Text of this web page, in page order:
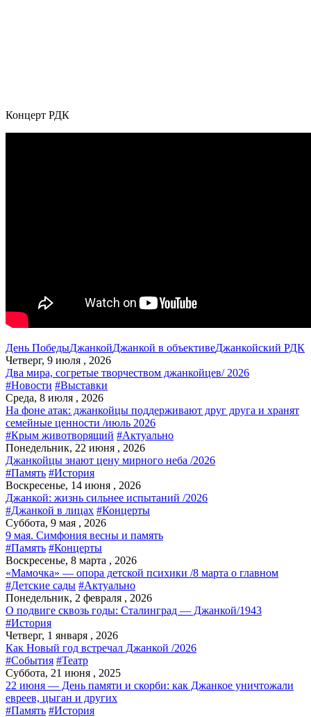
Концерт РДК
День ПобедыДжанкойДжанкой в объективеДжанкойский РДК
Четверг, 9 июля , 2026
Два мира, согретые творчеством джанкойцев/ 2026
#Новости #Выставки
Среда, 8 июля , 2026
На фоне атак: джанкойцы поддерживают друг друга и хранят
семейные ценности /июль 2026
#Крым животворящий #Актуально
Понедельник, 22 июня , 2026
Джанкойцы знают цену мирного неба /2026
#Память #История
Воскресенье, 14 июня , 2026
Джанкой: жизнь сильнее испытаний /2026
#Джанкой в лицах #Концерты
Суббота, 9 мая , 2026
9 мая. Симфония весны и память
#Память #Концерты
Воскресенье, 8 марта , 2026
«Мамочка» — опора детской психики /8 марта о главном
#Детские сады #Актуально
Понедельник, 2 февраля , 2026
О подвиге сквозь годы: Сталинград — Джанкой/1943
#История
Четверг, 1 января , 2026
Как Новый год встречал Джанкой /2026
#События #Театр
Суббота, 21 июня , 2025
22 июня — День памяти и скорби: как Джанкое уничтожали
евреев, цыган и других
#Память #История